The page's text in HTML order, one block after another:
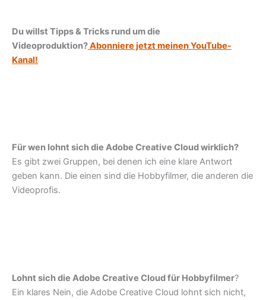
Du willst Tipps & Tricks rund um die
Videoproduktion?Abonniere jetzt meinen YouTube-
Kanal!
Für wen lohnt sich die Adobe Creative Cloud wirklich?
Es gibt zwei Gruppen, bei denen ich eine klare Antwort
geben kann. Die einen sind die Hobbyfilmer, die anderen die
Videoprofis.
Lohnt sich die Adobe Creative Cloud für Hobbyfilmer?
Ein klares Nein, die Adobe Creative Cloud lohnt sich nicht,